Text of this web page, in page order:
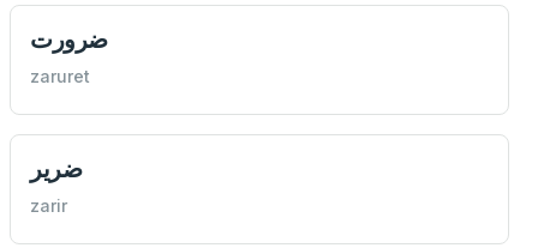
ضرورت
zaruret
ضرير
zarir